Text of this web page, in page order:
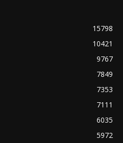
15798
10421
9767
7849
7353
7111
6035
5972